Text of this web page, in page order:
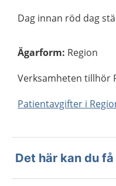
Dag innan röd dag
Ägarform: Region
Verksamheten tillhör
Patientavgifter i
Det här kan du